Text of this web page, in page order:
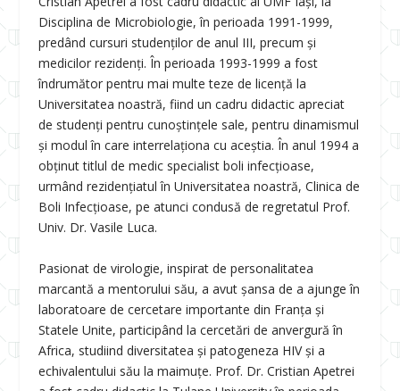
Disciplina de Microbiologie, în perioada 1991-1999,
predând cursuri studenților de anul III, precum și
medicilor rezidenți. În perioada 1993-1999 a fost
îndrumător pentru mai multe teze de licență la
Universitatea noastră, fiind un cadru didactic apreciat
de studenți pentru cunoștințele sale, pentru dinamismul
și modul în care interrelaționa cu aceștia. În anul 1994 a
obținut titlul de medic specialist boli infecțioase,
urmând rezidențiatul în Universitatea noastră, Clinica de
Boli Infecțioase, pe atunci condusă de regretatul Prof.
Univ. Dr. Vasile Luca.
Pasionat de virologie, inspirat de personalitatea
marcantă a mentorului său, a avut șansa de a ajunge în
laboratoare de cercetare importante din Franța și
Statele Unite, participând la cercetări de anvergură în
Africa, studiind diversitatea și patogeneza HIV și a
echivalentului său la maimuțe. Prof. Dr. Cristian Apetrei